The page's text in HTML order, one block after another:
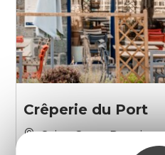
Crêperie du Port
Saint-Quay-Portrieux